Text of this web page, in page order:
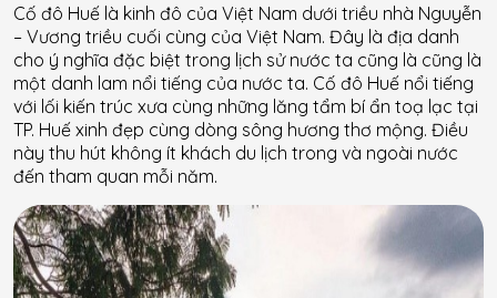
Cố đô Huế là kinh đô của Việt Nam dưới triều nhà Nguyễn
– Vương triều cuối cùng của Việt Nam. Đây là địa danh
cho ý nghĩa đặc biệt trong lịch sử nước ta cũng là cũng là
một danh lam nổi tiếng của nước ta. Cố đô Huế nổi tiếng
với lối kiến trúc xưa cùng những lăng tẩm bí ẩn toạ lạc tại
TP. Huế xinh đẹp cùng dòng sông hương thơ mộng. Điều
này thu hút không ít khách du lịch trong và ngoài nước
đến tham quan mỗi năm.